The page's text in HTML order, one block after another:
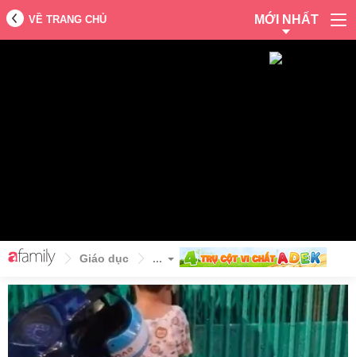
VỀ TRANG CHỦ MỚI NHẤT
Giáo dục ...